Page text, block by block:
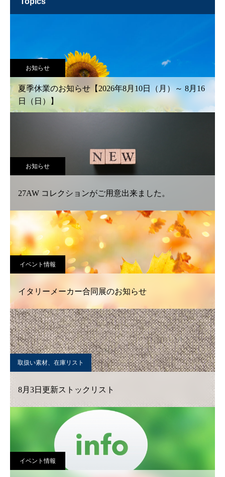
お知らせ
夏季休業のお知らせ【2026年8月10日（月）～ 8月16
日（日）】
お知らせ
27AW コレクションがご用意出来ました。
イベント情報
イタリーメーカー合同展のお知らせ
取扱い素材、在庫リスト
8月3日更新ストックリスト
イベント情報